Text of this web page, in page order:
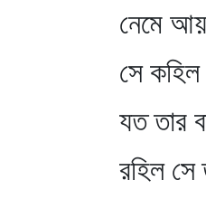
নেমে
সে
যত তার
রহিল